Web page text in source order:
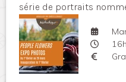
série de portraits